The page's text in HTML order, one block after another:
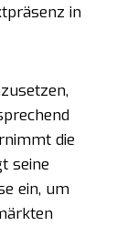
in
die
seine
ein, um